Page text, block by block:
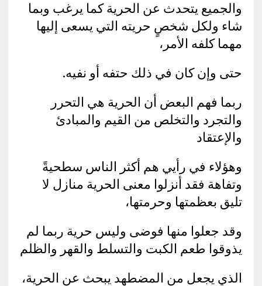
والجميع يتحدث عن الحرية كما يرغب وبما
شاء ولكل شخصٍ حريته التي يسعى إليها
مهما كلفه الأمر،
حتى وإن كان في ذلك حتفه أو نفيه.
ربما فهم البعض أن الحرية هي التحرر
والتجرد والتخلص من القيم والمبادئ
والإعتقاد
وهؤلاء في رأيي هم أكثر الناس سطحيةً
وتفاهة فقد أنزلوا معنى الحرية منازل لا
تليق بعظمتها وحرمتها،
وقد جعلوا منها فوضى وليس حرية ربما لم
يذوقوا طعم الكبت والتسلط والقهر والظلم
الذي يجعل من المضطهد يبحث عن الحرية،